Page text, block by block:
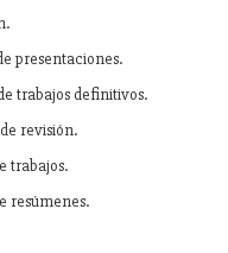
presentaciones.
trabajos definitivos.
revisión.
trabajos.
resúmenes.